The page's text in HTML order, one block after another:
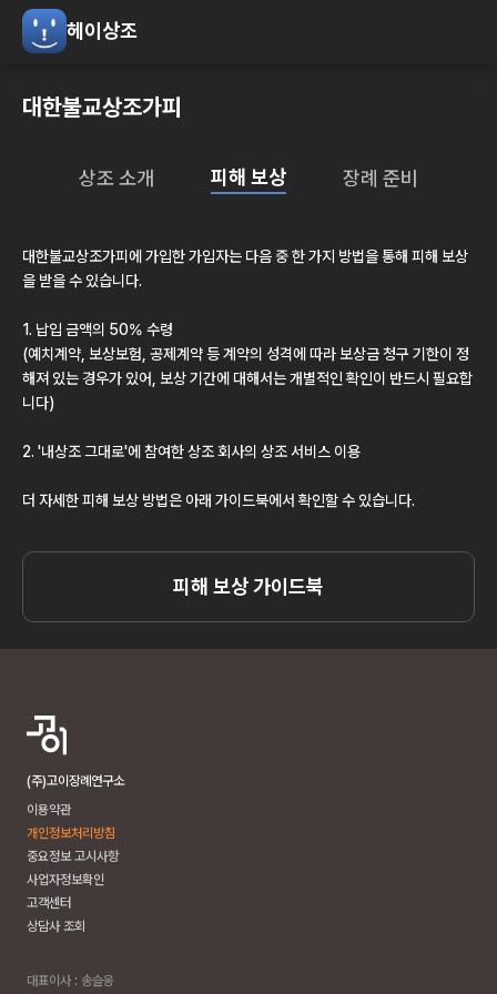
헤이상조
대한불교상조가피
상조 소개 피해 보상 장례 준비
대한불교상조가피 에 가입한 가입자는 다음 중 한 가지 방법을 통해 피해 보상
을 받을 수 있습니다.
1. 납입 금액의 50% 수령
(예치계약, 보상보험, 공제계약 등 계약의 성격에 따라 보상금 청구 기한이 정
해져 있는 경우가 있어, 보상 기간에 대해서는 개별적인 확인이 반드시 필요합
니다)
2. '내상조 그대로'에 참여한 상조 회사의 상조 서비스 이용
더 자세한 피해 보상 방법은 아래 가이드북에서 확인할 수 있습니다.
피해 보상 가이드북
(주)고이장례연구소
이용약관
개인정보처리방침
중요정보 고시사항
사업자정보확인
고객센터
상담사 조회
대표이사 : 송슬옹